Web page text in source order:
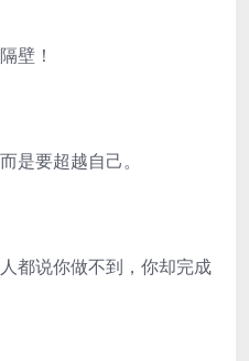
壁！
是要超越自己。
都说你做不到，你却完成